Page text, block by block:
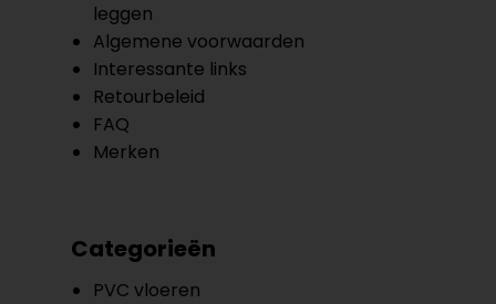
leggen
Algemene voorwaarden
Interessante links
Retourbeleid
FAQ
Merken
Categorieën
PVC vloeren